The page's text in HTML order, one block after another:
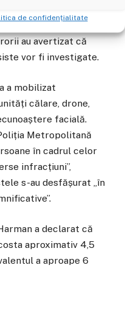
de confidențialitate
„huligani și rasiști
au avertizat că
vor fi investigate.
a mobilizat
călare, drone,
facială.
Metropolitană
în cadrul celor
infracțiuni”,
s-au desfășurat „în
a declarat că
aproximativ 4,5
a aproape 6